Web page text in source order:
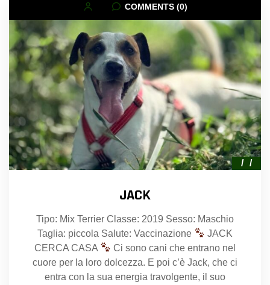
COMMENTS (0)
JACK
Tipo: Mix Terrier Classe: 2019 Sesso: Maschio
Taglia: piccola Salute: Vaccinazione
JACK
CERCA CASA
Ci sono cani che entrano nel
cuore per la loro dolcezza. E poi c’è Jack, che ci
entra con la sua energia travolgente, il suo